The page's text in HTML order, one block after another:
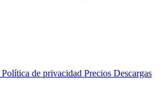
Política de privacidad Precios Descargas